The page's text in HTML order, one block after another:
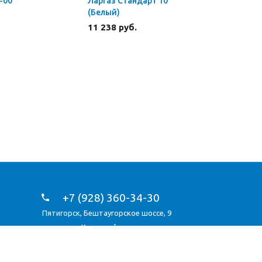
(Белый)
11 238 руб.
+7 (928) 360-34-30
Пятигорск Бештаугорское шоссе, 9
Карта сайта